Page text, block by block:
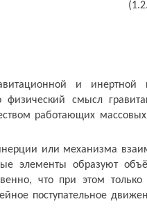
и инертной
смысл
работающих
или механизма
элементы образуют
что при этом только
поступательное